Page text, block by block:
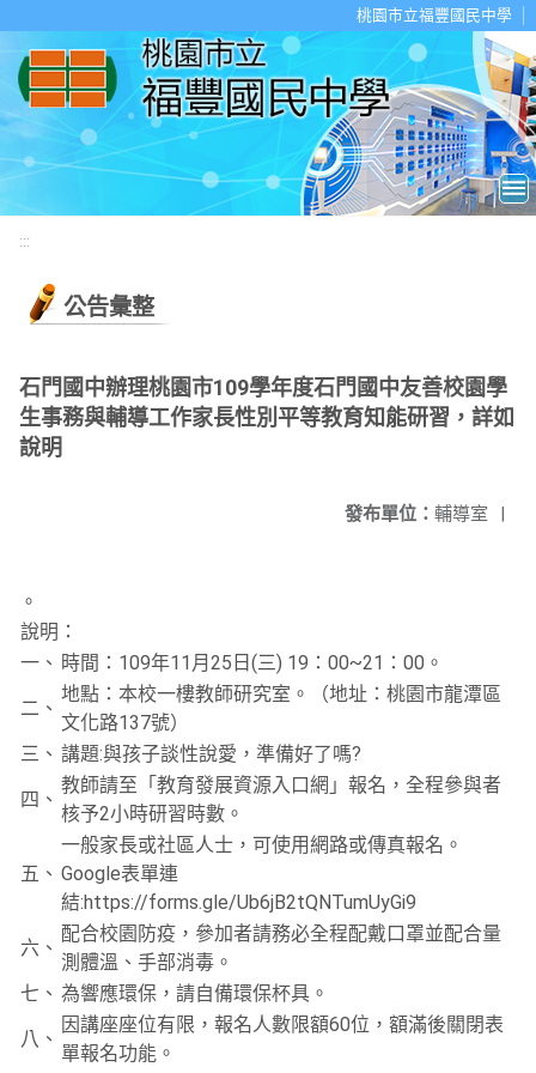
桃園市立福豐國民中學
:::
公告彙整
石門國中辦理桃園市109學年度石門國中友善校園學
生事務與輔導工作家長性別平等教育知能研習，詳如
說明
發布單位： 輔導室 |
。
說明：
一、 時間：109年11月25日(三) 19：00~21：00。
二、
地點：本校一樓教師研究室。（地址：桃園市龍潭區
文化路137號）
三、 講題:與孩子談性說愛，準備好了嗎?
四、
教師請至「教育發展資源入口網」報名，全程參與者
核予2小時研習時數。
五、
一般家長或社區人士，可使用網路或傳真報名。
Google表單連
結:https://forms.gle/Ub6jB2tQNTumUyGi9
六、
配合校園防疫，參加者請務必全程配戴口罩並配合量
測體溫、手部消毒。
七、 為響應環保，請自備環保杯具。
八、
因講座座位有限，報名人數限額60位，額滿後關閉表
單報名功能。